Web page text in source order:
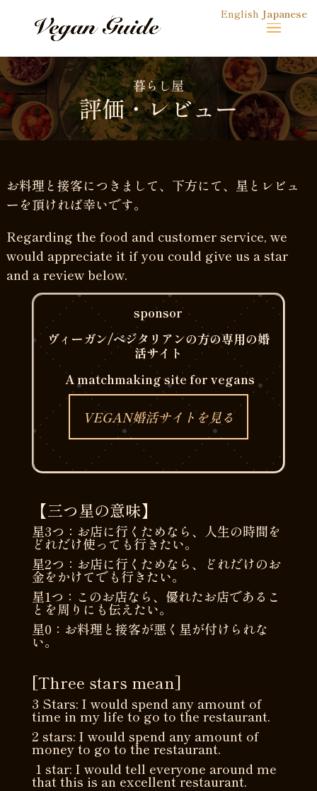
暮らし屋
評価・レビュー
お料理と接客につきまして、下方にて、星とレビュ
ーを頂ければ幸いです。
Regarding the food and customer service, we
would appreciate it if you could give us a star
and a review below.
sponsor
ヴィーガン/ベジタリアンの方の専用の婚
活サイト
A matchmaking site for vegans
VEGAN婚活サイトを見る
【三つ星の意味】
星3つ：お店に行くためなら、人生の時間を
どれだけ使っても行きたい。
星2つ：お店に行くためなら、どれだけのお
金をかけてでも行きたい。
星1つ：このお店なら、優れたお店であるこ
とを周りにも伝えたい。
星0 ：お料理と接客が悪く星が付けられな
い。
[Three stars mean]
3 Stars: I would spend any amount of
time in my life to go to the restaurant.
2 stars: I would spend any amount of
money to go to the restaurant.
1 star: I would tell everyone around me
that this is an excellent restaurant.
English Japanese